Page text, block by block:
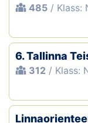
485 / Klass:
6. Tallinna
312 / Klass: